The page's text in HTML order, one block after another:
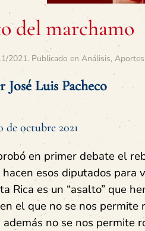
del marchamo
2021. Publicado en Análisis,
José Luis Pacheco
de octubre 2021
en primer debate el
hacen esos diputados para
Rica es un “asalto” que
el que no se nos
no se nos permite